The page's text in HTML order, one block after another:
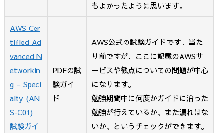
もよかったように思います。
AWS Cer
tified Ad
vanced N
etworkin
g – Speci
alty (AN
S-C01)
試験ガイ
PDFの試
験ガイ
ド
AWS公式の試験ガイドです。当た
り前ですが、ここに記載のAWSサ
ービスや観点についての問題が中心
になります。
勉強期間中に何度かガイドに沿った
勉強が行えているか、また漏れはな
いか、というチェックができます。